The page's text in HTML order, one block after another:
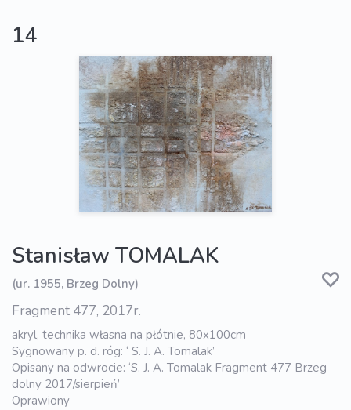
14
Stanisław TOMALAK
(ur. 1955, Brzeg Dolny)
Fragment 477, 2017r.
akryl, technika własna na płótnie, 80x100cm
Sygnowany p. d. róg: ‘ S. J. A. Tomalak’
Opisany na odwrocie: ‘S. J. A. Tomalak Fragment 477 Brzeg
dolny 2017/sierpień’
Oprawiony